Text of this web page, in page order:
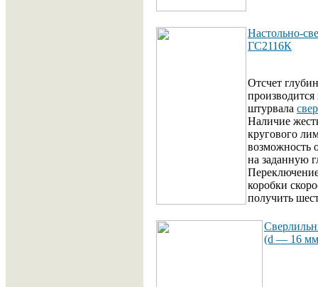
Настольно-
ГС2116К
Отсчет
штурвала
Наличие
кругового
возможность
на заданную
коробки
получить
(d — 16